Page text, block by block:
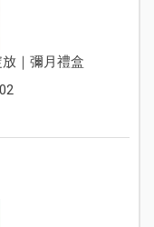
放｜彌月禮盒